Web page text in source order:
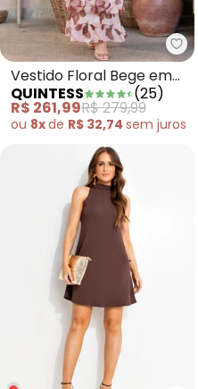
Vestido Floral Bege em
Tule
QUINTESS (25)
R$ 261,99R$ 279,99
ou 8xde R$ 32,74 sem juros